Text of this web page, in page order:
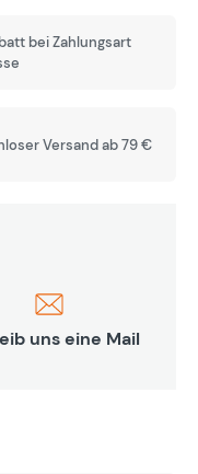
bei Zahlungsart
Versand ab 79 €
uns eine Mail